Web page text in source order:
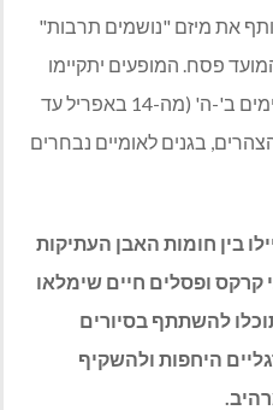
את מיזם "נושמים תרבות"
פסח. המופעים יתקיימו
במשך 4 ימי חול המועד פסח, בימים ב'-ה' (מה-14 באפריל עד
בגנים לאומיים נבחרים
בין חומות האבן העתיקות
קרקס ופסלים חיים שימלאו
להשתתף בסיורים
היחפות ולהשקיף